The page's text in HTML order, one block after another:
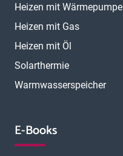
Heizen mit Wärmepumpe
Heizen mit Gas
Heizen mit Öl
Solarthermie
Warmwasserspeicher
E-Books